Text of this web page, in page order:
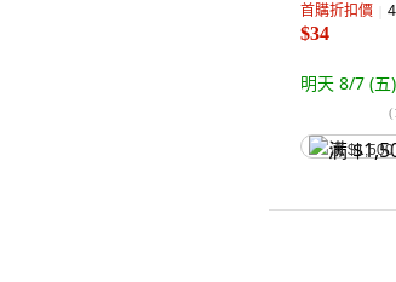
首購折扣價
$34
明天 8/7 (五)
(
满